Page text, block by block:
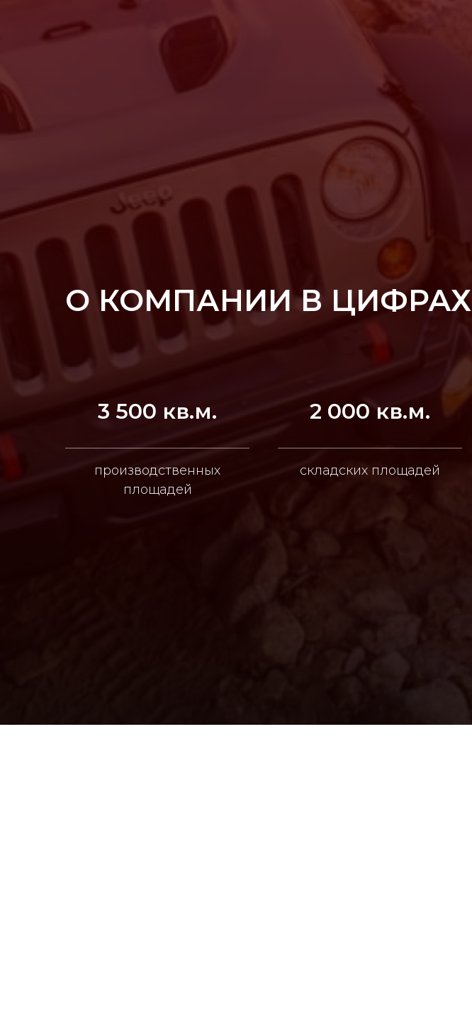
О КОМПАНИИ В ЦИФРАХ
3 500 кв.м.
производственных
площадей
2 000 кв.м.
складских площадей